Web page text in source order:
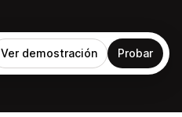
Ver demostración Probar